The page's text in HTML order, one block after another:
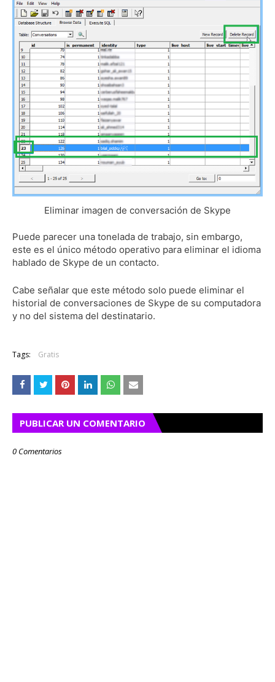
Eliminar imagen de conversación de Skype
Puede parecer una tonelada de trabajo, sin embargo,
este es el único método operativo para eliminar el idioma
hablado de Skype de un contacto.
Cabe señalar que este método solo puede eliminar el
historial de conversaciones de Skype de su computadora
y no del sistema del destinatario.
Tags: Gratis
PUBLICAR UN COMENTARIO
0 Comentarios